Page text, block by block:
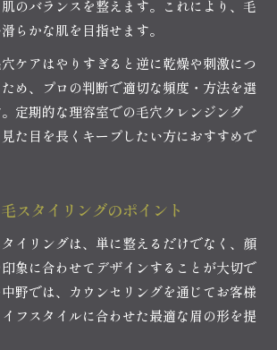
のバランスを整えます。これにより、毛
らかな肌を目指せます。
ケアはやりすぎると逆に乾燥や刺激につ
め、プロの判断で適切な頻度・方法を選
定期的な理容室での毛穴クレンジング
た目を長くキープしたい方におすすめで
スタイリングのポイント
イリングは、単に整えるだけでなく、顔
象に合わせてデザインすることが大切で
野では、カウンセリングを通じてお客様
フスタイルに合わせた最適な眉の形を提